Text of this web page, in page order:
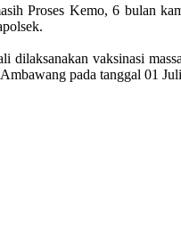
Proses Kemo, 6 bulan
dilaksanakan vaksinasi
pada tanggal 01